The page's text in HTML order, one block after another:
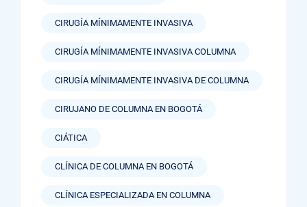
CIRUGÍA MÍNIMAMENTE INVASIVA
CIRUGÍA MÍNIMAMENTE INVASIVA COLUMNA
CIRUGÍA MÍNIMAMENTE INVASIVA DE COLUMNA
CIRUJANO DE COLUMNA EN BOGOTÁ
CIÁTICA
CLÍNICA DE COLUMNA EN BOGOTÁ
CLÍNICA ESPECIALIZADA EN COLUMNA